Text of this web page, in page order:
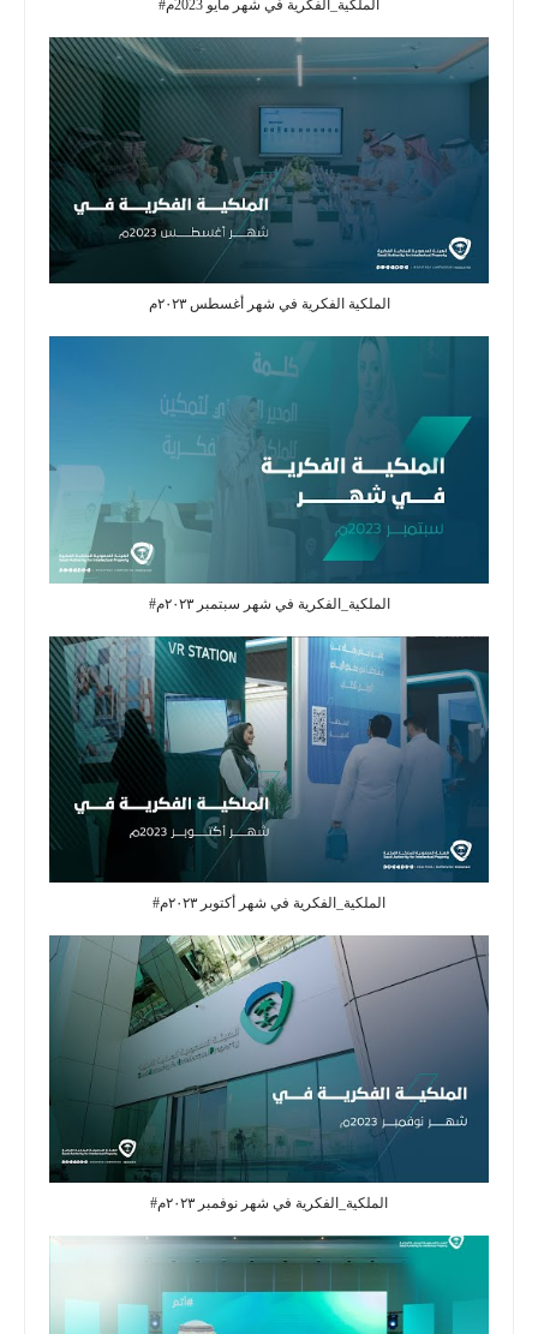
#الملكية_الفكرية في شهر مايو 2023م
الملكية الفكرية في شهر أغسطس ٢٠٢٣م
#الملكية_الفكرية⁩ في شهر سبتمبر ٢٠٢٣م
#الملكية_الفكرية في شهر أكتوبر ٢٠٢٣م
#الملكية_الفكرية في شهر نوفمبر ٢٠٢٣م